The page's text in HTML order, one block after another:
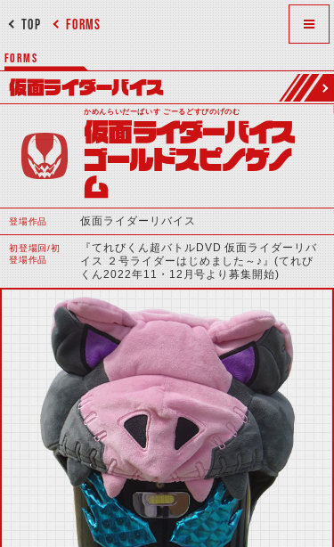
FORMS
TOP
FORMS
仮面ライダーバイス
かめんらいだーばいす ごーるどすぴのげのむ
仮面ライダーバイス
ゴールドスピノゲノ
ム
登場作品 仮面ライダーリバイス
初登場回/初
登場作品
『てれびくん超バトルDVD 仮面ライダーリバ
イス ２号ライダーはじめました～♪』(てれび
くん2022年11・12月号より募集開始)